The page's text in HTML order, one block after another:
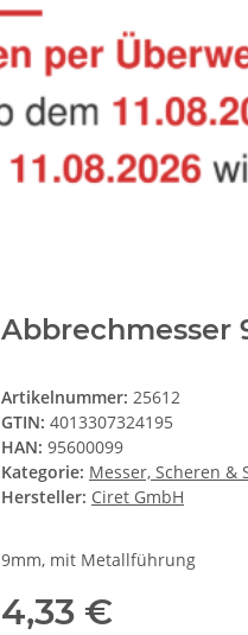
Artikelnummer: 25612
GTIN: 4013307324195
HAN: 95600099
Kategorie: Messer, Scheren &
Hersteller: Ciret GmbH
9mm, mit Metallführung
4,33 €